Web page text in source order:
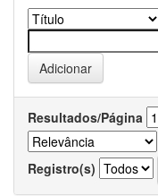
Resultados/Página
Registro(s)